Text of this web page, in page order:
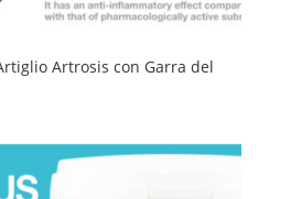
Artrosis con Garra del